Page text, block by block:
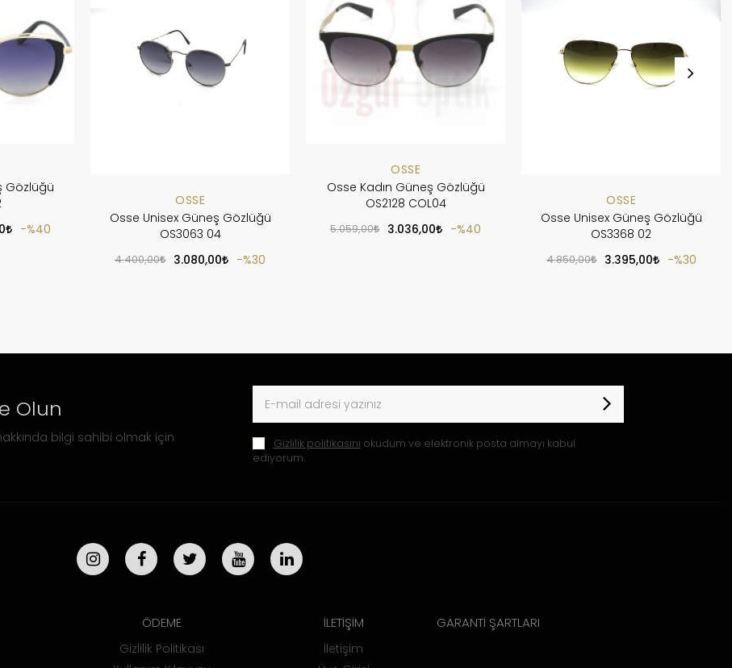
Gözlüğü
%40
OSSE
Osse Unisex Güneş Gözlüğü
OS3063 04
4.400,00 3.080,00 %30
OSSE
Osse Kadın Güneş Gözlüğü
OS2128 COL04
5.059,00 3.036,00 %40
OSSE
Osse Unisex Güneş Gözlüğü
OS3368 02
4.850,00 3.395,00 %30
Olun
bilgi sahibi olmak için
Gizlilik politikasını okudum ve elektronik posta almayı kabul
ediyorum.
ÖDEME
Gizlilik Politikası
İLETİŞİM
İletişim
GARANTİ ŞARTLARI